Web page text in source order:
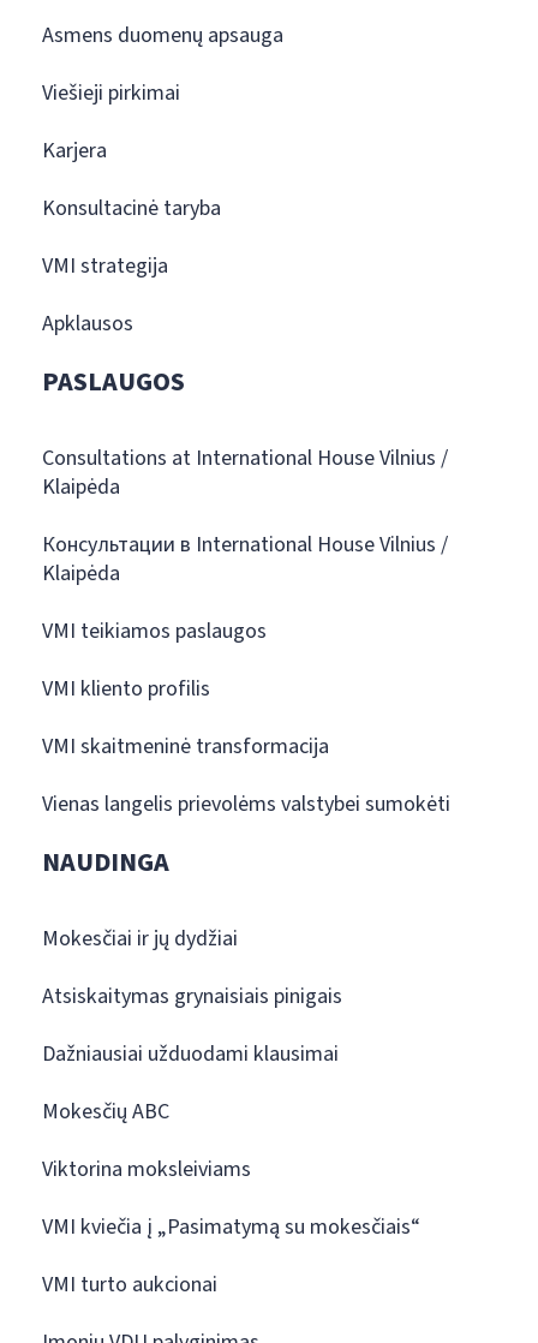
Asmens duomenų apsauga
Viešieji pirkimai
Karjera
Konsultacinė taryba
VMI strategija
Apklausos
PASLAUGOS
Consultations at International House Vilnius /
Klaipėda
Консультации в International House Vilnius /
Klaipėda
VMI teikiamos paslaugos
VMI kliento profilis
VMI skaitmeninė transformacija
Vienas langelis prievolėms valstybei sumokėti
NAUDINGA
Mokesčiai ir jų dydžiai
Atsiskaitymas grynaisiais pinigais
Dažniausiai užduodami klausimai
Mokesčių ABC
Viktorina moksleiviams
VMI kviečia į „Pasimatymą su mokesčiais“
VMI turto aukcionai